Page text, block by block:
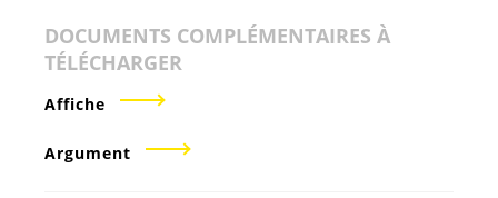
DOCUMENTS COMPLÉMENTAIRES À
TÉLÉCHARGER
Affiche
Argument